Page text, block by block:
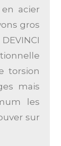
acier
gros
torsion
mais
les
sur